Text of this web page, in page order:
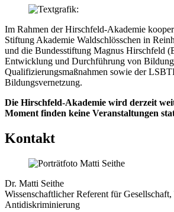
Im Rahmen der Hirschfeld-Akademie
Stiftung Akademie Waldschlösschen in
und die Bundesstiftung Magnus Hirschfeld
Entwicklung und Durchführung von
Qualifizierungsmaßnahmen sowie der
Bildungsvernetzung.
Die Hirschfeld-Akademie wird derzeit
Moment finden keine Veranstaltungen
Kontakt
Dr. Matti Seithe
Wissenschaftlicher Referent für
Antidiskriminierung